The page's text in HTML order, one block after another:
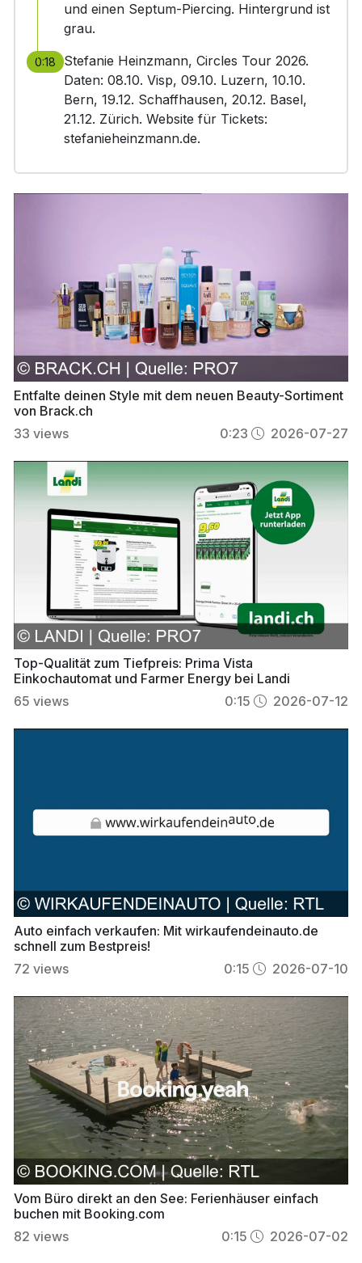
und einen Septum-Piercing. Hintergrund ist
grau.
0:18
Stefanie Heinzmann, Circles Tour 2026.
Daten: 08.10. Visp, 09.10. Luzern, 10.10.
Bern, 19.12. Schaffhausen, 20.12. Basel,
21.12. Zürich. Website für Tickets:
stefanieheinzmann.de.
Entfalte deinen Style mit dem neuen Beauty-Sortiment
von Brack.ch
33 views 0:23 2026-07-27
Top-Qualität zum Tiefpreis: Prima Vista
Einkochautomat und Farmer Energy bei Landi
65 views 0:15 2026-07-12
Auto einfach verkaufen: Mit wirkaufendeinauto.de
schnell zum Bestpreis!
72 views 0:15 2026-07-10
Vom Büro direkt an den See: Ferienhäuser einfach
buchen mit Booking.com
82 views 0:15 2026-07-02